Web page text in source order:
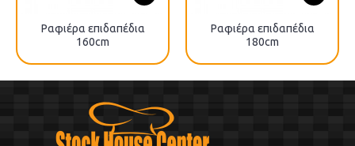
Ραφιέρα επιδαπέδια
160cm
Ραφιέρα επιδαπέδια
180cm